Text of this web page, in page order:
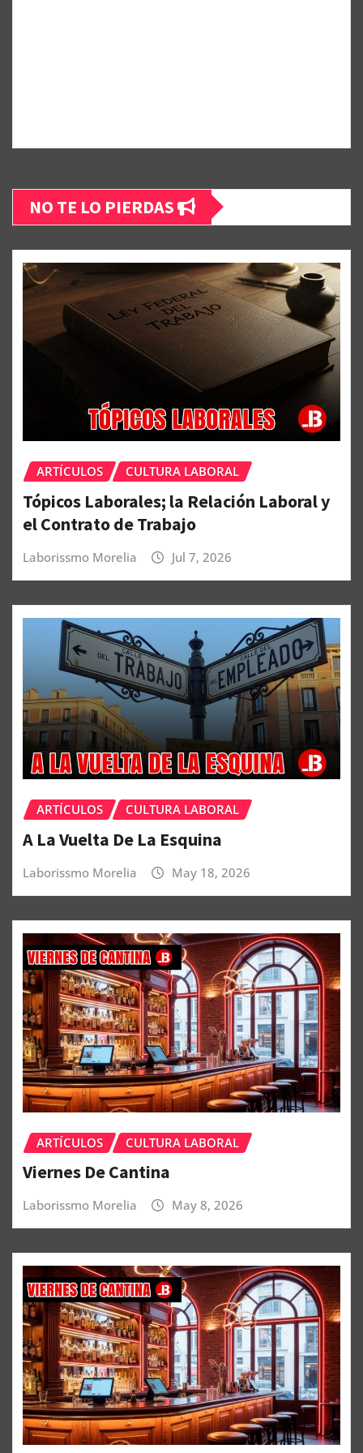
NO TE LO PIERDAS
ARTÍCULOS CULTURA LABORAL
Tópicos Laborales; la Relación Laboral y
el Contrato de Trabajo
Laborissmo Morelia Jul 7, 2026
ARTÍCULOS CULTURA LABORAL
A La Vuelta De La Esquina
Laborissmo Morelia May 18, 2026
ARTÍCULOS CULTURA LABORAL
Viernes De Cantina
Laborissmo Morelia May 8, 2026